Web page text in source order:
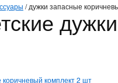
/дужки запасные